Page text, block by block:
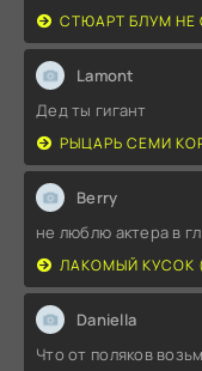
СТЮАРТ БЛУМ НЕ
Lamont
Дед ты гигант
РЫЦАРЬ СЕМИ
Berry
не люблю актера в
ЛАКОМЫЙ КУСОК
Daniella
Что от поляков